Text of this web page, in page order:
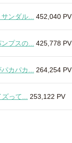
ンダル... 452,040 PV
プスの... 425,778 PV
カパカ... 264,254 PV
って... 253,122 PV